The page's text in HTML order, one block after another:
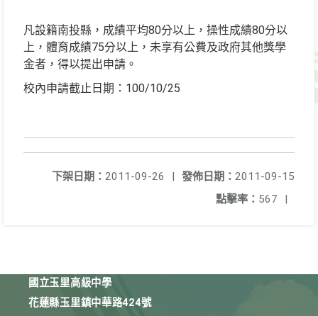
凡設籍南投縣，成績平均80分以上，操性成績80分以
上，體育成績75分以上，未享有公費及政府其他獎學
金者，得以提出申請。
校內申請截止日期：100/10/25
發佈日期： 2011-09-15
下架日期： 2011-09-26
|
點擊率： 567 |
國立玉里高級中學
花蓮縣玉里鎮中華路424號